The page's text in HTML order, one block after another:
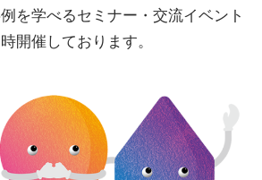
を学べるセミナー・交流イベント
開催しております。